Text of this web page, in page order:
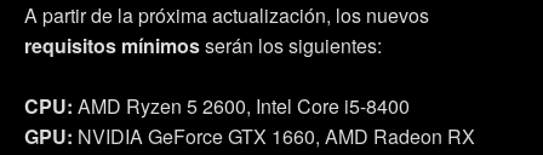
A partir de la próxima actualización, los nuevos
requisitos mínimosserán los siguientes:
CPU: AMD Ryzen 5 2600, Intel Core i5-8400
GPU: NVIDIA GeForce GTX 1660, AMD Radeon RX